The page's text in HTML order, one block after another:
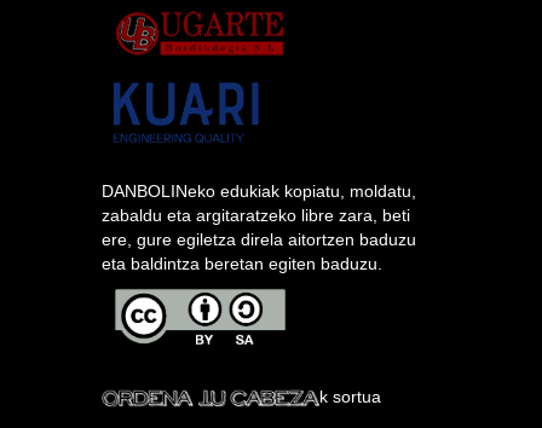
DANBOLINeko edukiak kopiatu, moldatu,
zabaldu eta argitaratzeko libre zara, beti
ere, gure egiletza direla aitortzen baduzu
eta baldintza beretan egiten baduzu.
k sortua